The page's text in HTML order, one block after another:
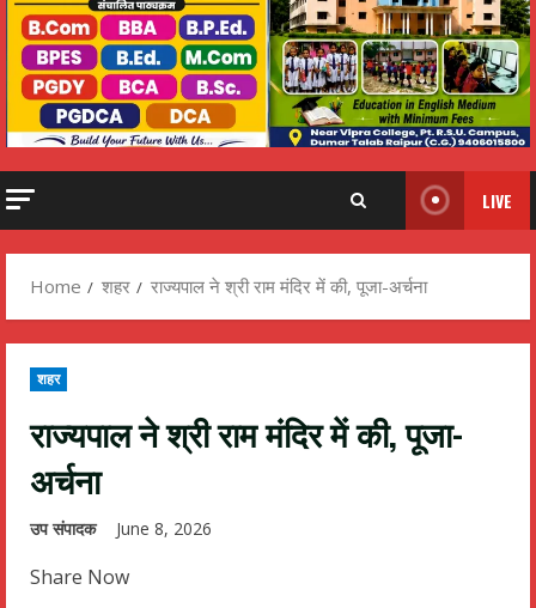
LIVE
Home शहर राज्यपाल ने श्री राम मंदिर में की, पूजा-अर्चना
शहर
राज्यपाल ने श्री राम मंदिर में की, पूजा-
अर्चना
उप संपादक June 8, 2026
Share Now